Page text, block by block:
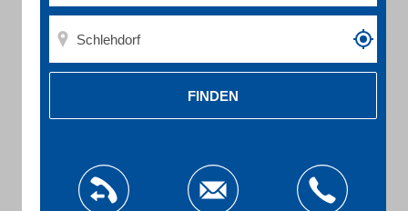
FINDEN